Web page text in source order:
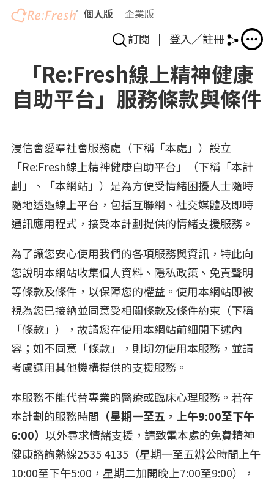
移
個人版 企業版
訂閱 | 登入／註冊
「Re:Fresh線上精神健康
自助平台」服務條款與條件
浸信會愛羣社會服務處（下稱「本處」）設立
「Re:Fresh線上精神健康自助平台」（下稱「本計
劃」、「本網站」）是為方便受情緒困擾人士隨時
隨地透過線上平台，包括互聯網、社交媒體及即時
通訊應用程式，接受本計劃提供的情緒支援服務。
為了讓您安心使用我們的各項服務與資訊，特此向
您說明本網站收集個人資料、隱私政策、免責聲明
等條款及條件，以保障您的權益。使用本網站即被
視為您已接納並同意受相關條款及條件約束（下稱
「條款」），故請您在使用本網站前細閱下述內
容；如不同意「條款」，則切勿使用本服務，並請
考慮選用其他機構提供的支援服務。
本服務不能代替專業的醫療或臨床心理服務。若在
本計劃的服務時間 （星期一至五，上午9:00至下午
6:00） 以外尋求情緒支援，請致電本處的免費精神
健康諮詢熱線2535 4135（星期一至五辦公時間上午
10:00至下午5:00，星期二加開晚上7:00至9:00），